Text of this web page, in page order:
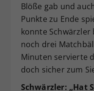
Blöße gab und
Punkte zu Ende
konnte Schwärzler
noch drei
Minuten servierte
doch sicher zum
Schwärzler: „Hat